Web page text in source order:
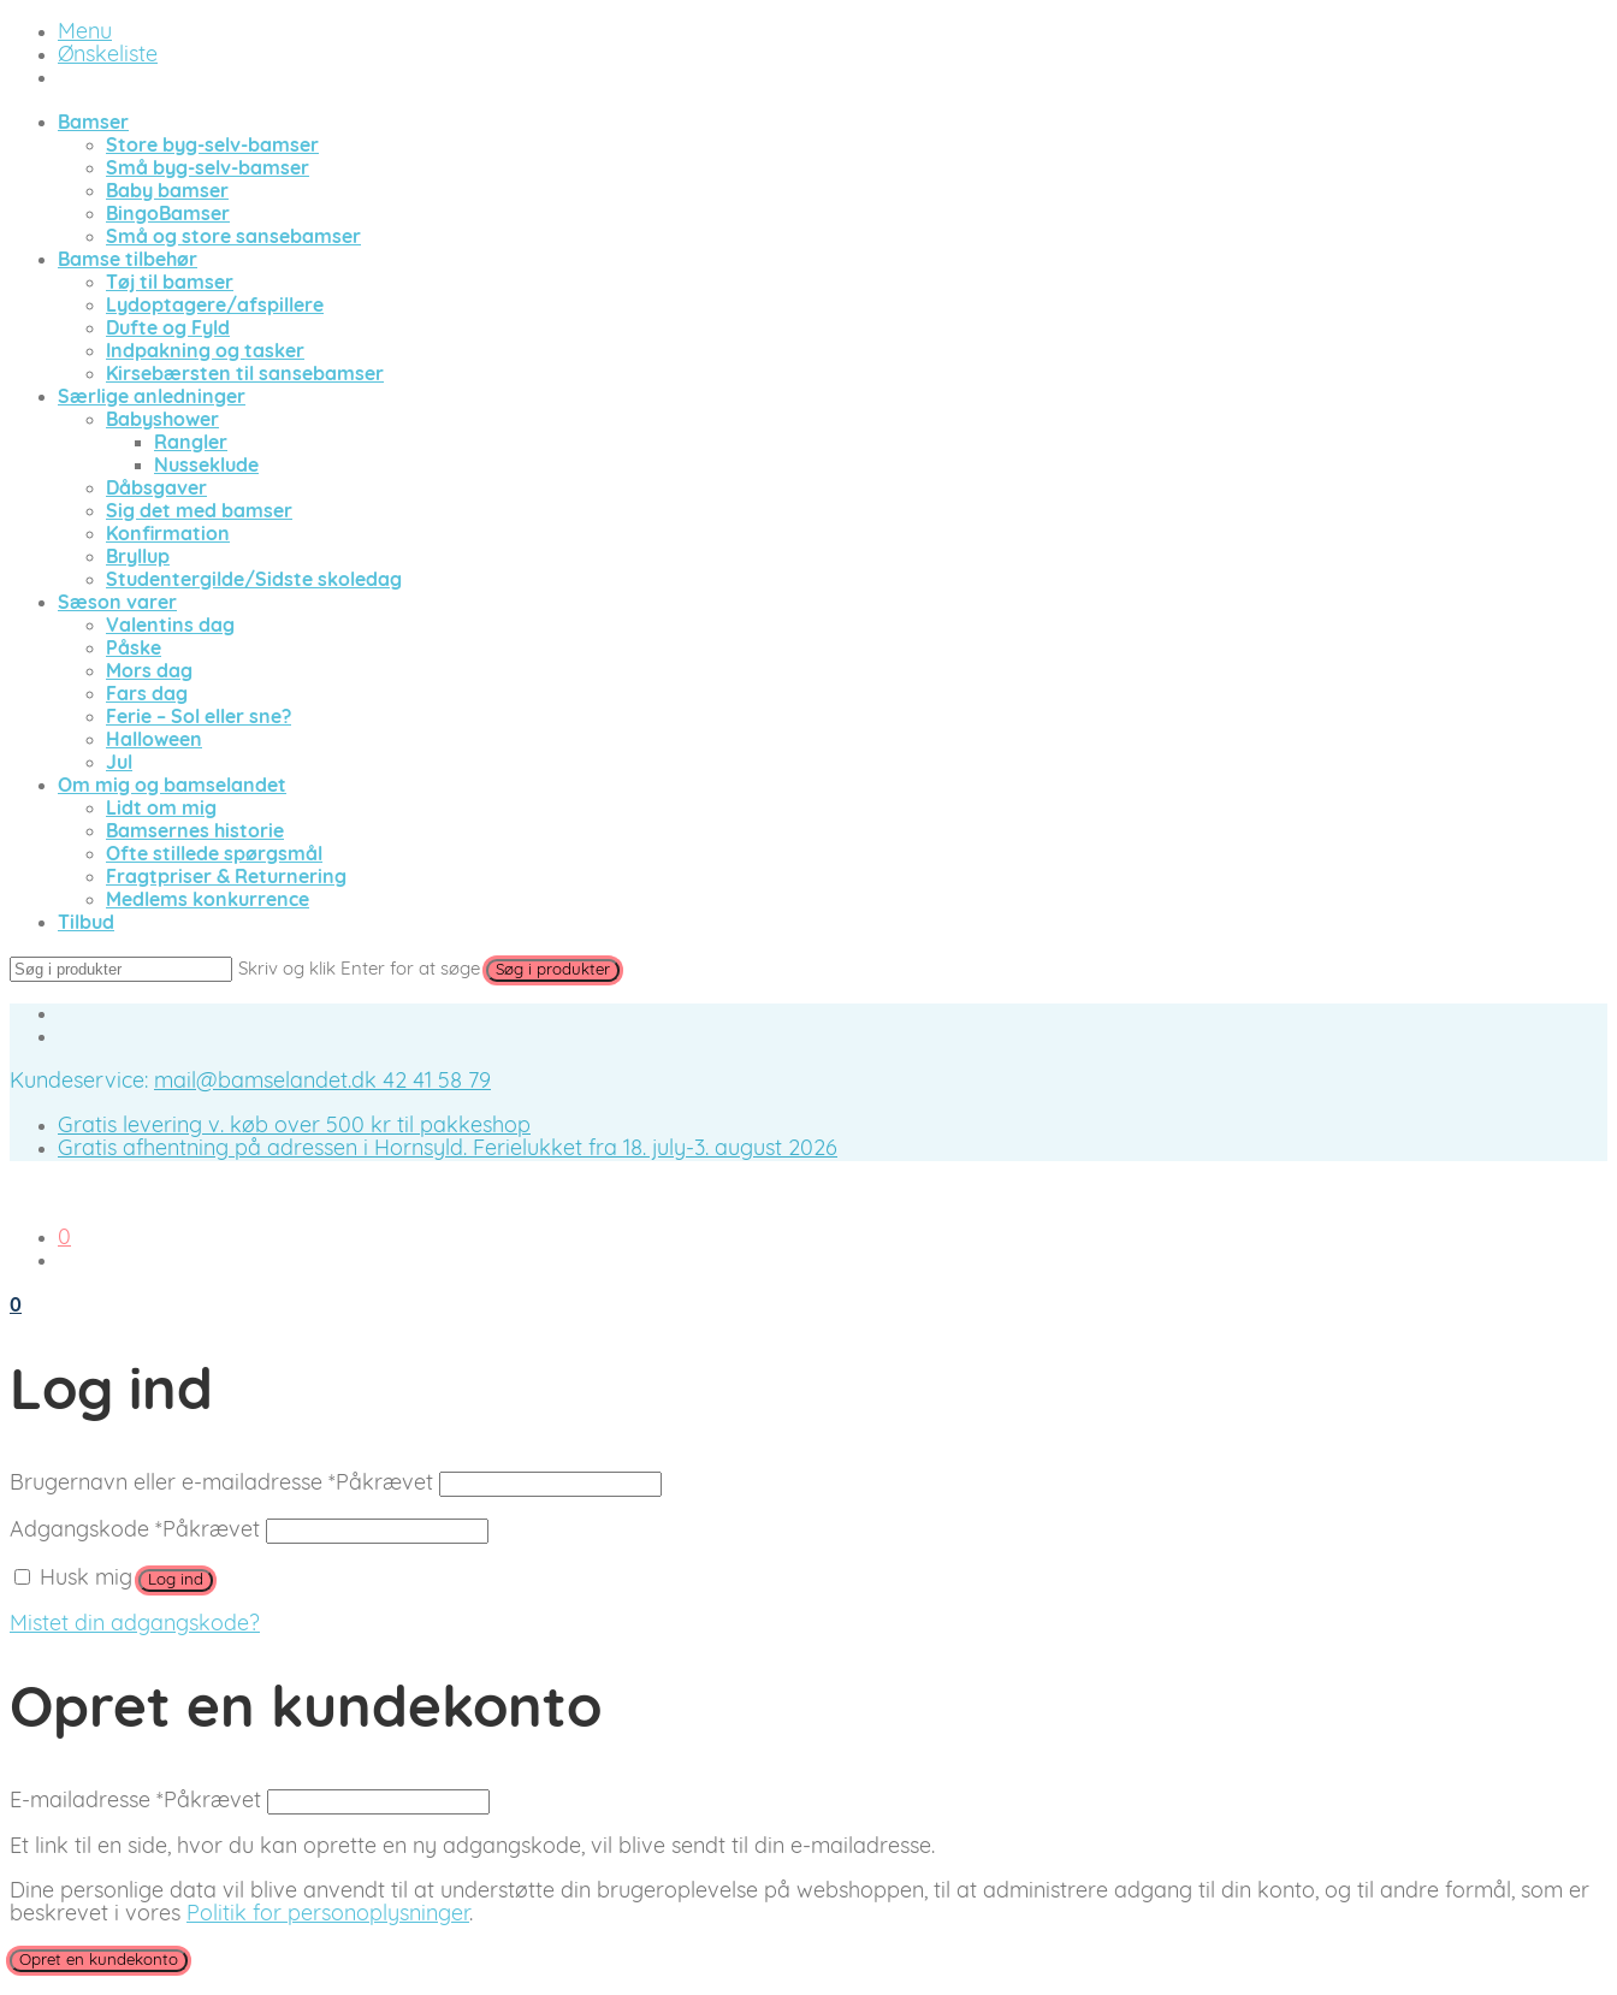
Menu
Ønskeliste
Bamser
Store byg-selv-bamser
Små byg-selv-bamser
Baby bamser
BingoBamser
Små og store sansebamser
Bamse tilbehør
Tøj til bamser
Lydoptagere/afspillere
Dufte og Fyld
Indpakning og tasker
Kirsebærsten til sansebamser
Særlige anledninger
Babyshower
Rangler
Nusseklude
Dåbsgaver
Sig det med bamser
Konfirmation
Bryllup
Studentergilde/Sidste skoledag
Sæson varer
Valentins dag
Påske
Mors dag
Fars dag
Ferie – Sol eller sne?
Halloween
Jul
Om mig og bamselandet
Lidt om mig
Bamsernes historie
Ofte stillede spørgsmål
Fragtpriser & Returnering
Medlems konkurrence
Tilbud
Skriv og klik Enter for at søge
Kundeservice: mail@bamselandet.dk 42 41 58 79
Gratis levering v. køb over 500 kr til pakkeshop
Gratis afhentning på adressen i Hornsyld. Ferielukket fra 18. july-3. august 2026
0
0
Log ind
Brugernavn eller e-mailadresse *Påkrævet
Adgangskode *Påkrævet
Husk mig Log ind
Mistet din adgangskode?
Opret en kundekonto
E-mailadresse *Påkrævet
Et link til en side, hvor du kan oprette en ny adgangskode, vil blive sendt til din e-mailadresse.
Dine personlige data vil blive anvendt til at understøtte din brugeroplevelse på webshoppen, til at administrere adgang til din konto, og til andre formål, som er
beskrevet i vores Politik for personoplysninger.
Opret en kundekonto